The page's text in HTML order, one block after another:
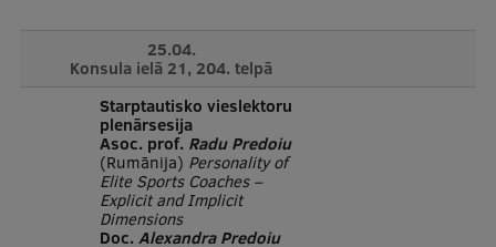
25.04.
Konsula ielā 21, 204. telpā
Starptautisko vieslektoru
plenārsesija
Asoc. prof. Radu Predoiu
(Rumānija) Personality of
Elite Sports Coaches –
Explicit and Implicit
Dimensions
Doc.Alexandra Predoiu